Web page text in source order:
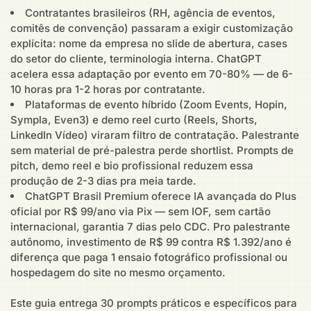
Contratantes brasileiros (RH, agência de eventos,
comitês de convenção) passaram a exigir customização
explícita: nome da empresa no slide de abertura, cases
do setor do cliente, terminologia interna. ChatGPT
acelera essa adaptação por evento em 70-80% — de 6-
10 horas pra 1-2 horas por contratante.
Plataformas de evento híbrido (Zoom Events, Hopin,
Sympla, Even3) e demo reel curto (Reels, Shorts,
LinkedIn Vídeo) viraram filtro de contratação. Palestrante
sem material de pré-palestra perde shortlist. Prompts de
pitch, demo reel e bio profissional reduzem essa
produção de 2-3 dias pra meia tarde.
ChatGPT Brasil Premium oferece IA avançada do Plus
oficial por R$ 99/ano via Pix — sem IOF, sem cartão
internacional, garantia 7 dias pelo CDC. Pro palestrante
autônomo, investimento de R$ 99 contra R$ 1.392/ano é
diferença que paga 1 ensaio fotográfico profissional ou
hospedagem do site no mesmo orçamento.
Este guia entrega 30 prompts práticos e específicos para